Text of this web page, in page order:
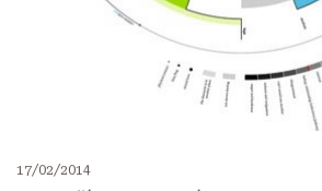
17/02/2014